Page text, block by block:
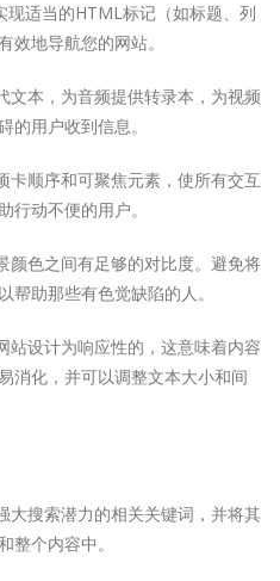
适当的HTML标记（如标题、列
效地导航您的网站。
文本，为音频提供转录本，为视频
的用户收到信息。
卡顺序和可聚焦元素，使所有交互
行动不便的用户。
颜色之间有足够的对比度。避免将
帮助那些有色觉缺陷的人。
站设计为响应性的，这意味着内容
消化，并可以调整文本大小和间
大搜索潜力的相关关键词，并将其
整个内容中。